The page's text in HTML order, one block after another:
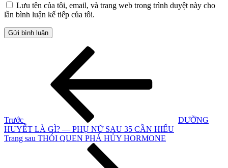
Lưu tên của tôi, email, và trang web trong trình duyệt này cho
lần bình luận kế tiếp của tôi.
Trước
DƯỠNG
HUYẾT LÀ GÌ? — PHỤ NỮ SAU 35 CẦN HIỂU
Bài
Trang sau THÓI QUEN PHÁ HỦY HORMONE